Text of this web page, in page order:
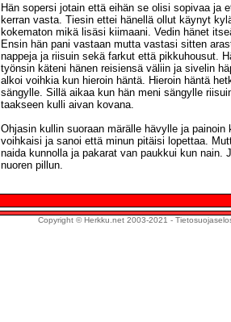
Hän sopersi jotain että eihän se olisi sopivaa ja
kerran vasta. Tiesin ettei hänellä ollut käynyt
kokematon mikä lisäsi kiimaani. Vedin hänet
Ensin hän pani vastaan mutta vastasi sitten
nappeja ja riisuin sekä farkut että pikkuhousut.
työnsin käteni hänen reisiensä väliin ja sivelin
alkoi voihkia kun hieroin häntä. Hieroin häntä
sängylle. Sillä aikaa kun hän meni sängylle
taakseen kulli aivan kovana.
Ohjasin kullin suoraan märälle hävylle ja
voihkaisi ja sanoi että minun pitäisi lopettaa.
naida kunnolla ja pakarat van paukkui kun nain.
nuoren pillun.
Copyright © Herkku.net 2003-2021 -